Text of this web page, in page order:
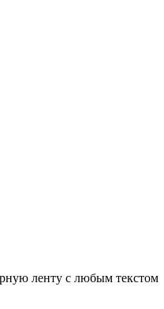
ленту с любым текстом